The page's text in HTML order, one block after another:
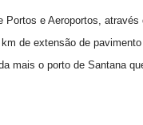
Portos e Aeroportos,
de extensão de
mais o porto de Santana